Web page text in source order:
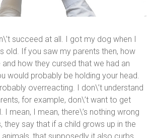
succeed at all. I got my dog when I
old. If you saw my parents then, how
and how they cursed that we had an
would probably be holding your head.
overreacting. I don\’t understand
for example, don\’t want to get
I mean, I mean, there\’s nothing wrong
they say that if a child grows up in the